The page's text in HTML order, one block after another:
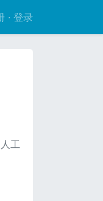
· 登录
工